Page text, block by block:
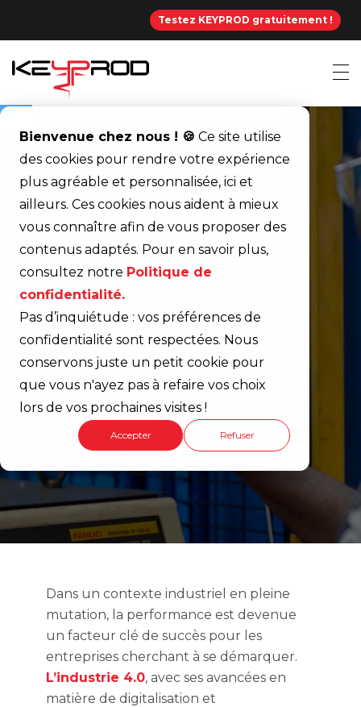
Bienvenue chez nous ! 🍪 Ce site utilise
des cookies pour rendre votre expérience
plus agréable et personnalisée, ici et
ailleurs. Ces cookies nous aident à mieux
vous connaître afin de vous proposer des
contenus adaptés. Pour en savoir plus,
consultez notre Politique de
confidentialité.
Pas d’inquiétude : vos préférences de
confidentialité sont respectées. Nous
conservons juste un petit cookie pour
que vous n'ayez pas à refaire vos choix
lors de vos prochaines visites !
Accepter Refuser
Testez KEYPROD gratuitement !
Transformation
digitale chez
Proform :
Améliorer sa
productivité en
réduisant ses
temps d'arrêts
Dans un contexte industriel en pleine
mutation, la performance est devenue
un facteur clé de succès pour les
entreprises cherchant à se démarquer.
L’industrie 4.0, avec ses avancées en
matière de digitalisation et